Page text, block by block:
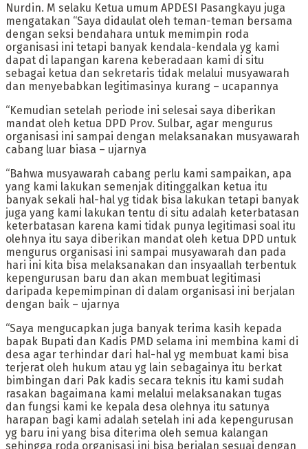
Nurdin. M selaku Ketua umum APDESI Pasangkayu juga
mengatakan “Saya didaulat oleh teman-teman bersama
dengan seksi bendahara untuk memimpin roda
organisasi ini tetapi banyak kendala-kendala yg kami
dapat di lapangan karena keberadaan kami di situ
sebagai ketua dan sekretaris tidak melalui musyawarah
dan menyebabkan legitimasinya kurang – ucapannya
“Kemudian setelah periode ini selesai saya diberikan
mandat oleh ketua DPD Prov. Sulbar, agar mengurus
organisasi ini sampai dengan melaksanakan musyawarah
cabang luar biasa – ujarnya
“Bahwa musyawarah cabang perlu kami sampaikan, apa
yang kami lakukan semenjak ditinggalkan ketua itu
banyak sekali hal-hal yg tidak bisa lakukan tetapi banyak
juga yang kami lakukan tentu di situ adalah keterbatasan
keterbatasan karena kami tidak punya legitimasi soal itu
olehnya itu saya diberikan mandat oleh ketua DPD untuk
mengurus organisasi ini sampai musyawarah dan pada
hari ini kita bisa melaksanakan dan insyaallah terbentuk
kepengurusan baru dan akan membuat legitimasi
daripada kepemimpinan di dalam organisasi ini berjalan
dengan baik – ujarnya
“Saya mengucapkan juga banyak terima kasih kepada
bapak Bupati dan Kadis PMD selama ini membina kami di
desa agar terhindar dari hal-hal yg membuat kami bisa
terjerat oleh hukum atau yg lain sebagainya itu berkat
bimbingan dari Pak kadis secara teknis itu kami sudah
rasakan bagaimana kami melalui melaksanakan tugas
dan fungsi kami ke kepala desa olehnya itu satunya
harapan bagi kami adalah setelah ini ada kepengurusan
yg baru ini yang bisa diterima oleh semua kalangan
sehingga roda organisasi ini bisa berjalan sesuai dengan